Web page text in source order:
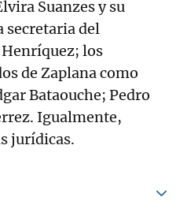
Suanzes y su
secretaria del
los
de Zaplana como
Bataouche; Pedro
Igualmente,
jurídicas.